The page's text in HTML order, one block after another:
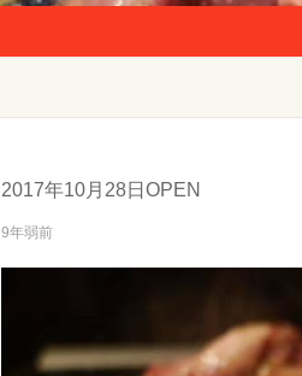
2017年10月28日OPEN
9年弱前